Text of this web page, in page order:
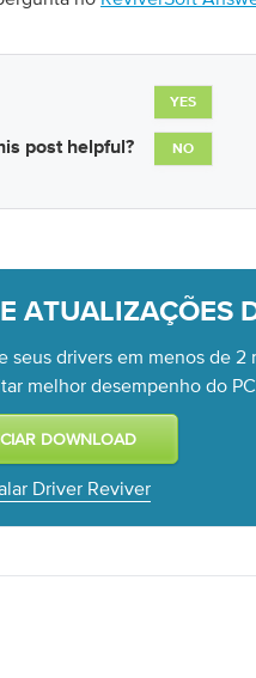
post helpful?
YES
NO
ATUALIZAÇÕES
seus drivers em menos de 2
melhor desempenho do
Driver Reviver